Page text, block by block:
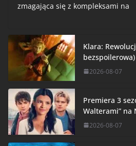
zmagająca się z kompleksami na
Klara:
bezspoilerowa)
2026-08-07
Premiera 3
Walterami” na
2026-08-07